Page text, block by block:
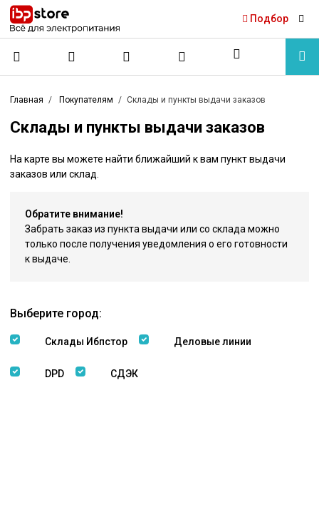
Подбор
Главная Покупателям Склады и пункты выдачи заказов
Склады и пункты выдачи заказов
На карте вы можете найти ближайший к вам пункт выдачи
заказов или склад.
Обратите внимание!
Забрать заказ из пункта выдачи или со склада можно
только после получения уведомления о его готовности
к выдаче.
Выберите город:
Склады Ибпстор Деловые линии
DPD СДЭК